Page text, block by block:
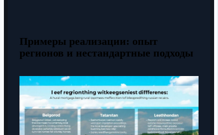
Примеры реализации: опыт
регионов и нестандартные подходы